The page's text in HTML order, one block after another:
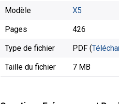
Modèle X5
Pages 426
Type de fichier PDF (
Taille du fichier 7 MB